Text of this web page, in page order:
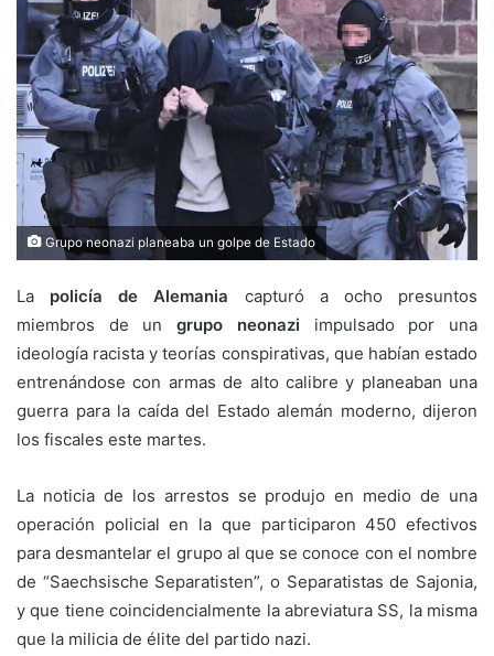
Grupo neonazi planeaba un golpe de Estado
La policía de Alemania capturó a ocho presuntos
miembros de ungrupo neonazi impulsado por una
ideología racista y teorías conspirativas, que habían estado
entrenándose con armas de alto calibre y planeaban una
guerra para la caída del Estado alemán moderno, dijeron
los fiscales este martes.
La noticia de los arrestos se produjo en medio de una
operación policial en la que participaron 450 efectivos
para desmantelar el grupo al que se conoce con el nombre
de “Saechsische Separatisten”, o Separatistas de Sajonia,
y que tiene coincidencialmente la abreviatura SS, la misma
que la milicia de élite del partido nazi.